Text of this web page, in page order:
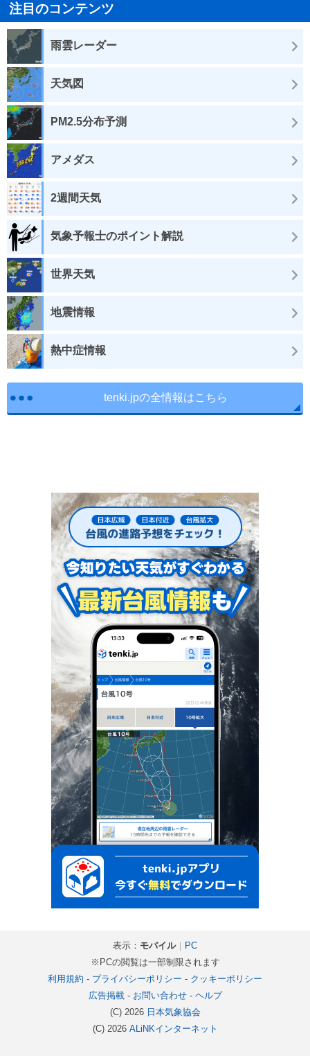
注目のコンテンツ
雨雲レーダー
天気図
PM2.5分布予測
アメダス
2週間天気
気象予報士のポイント解説
世界天気
地震情報
熱中症情報
tenki.jpの全情報はこちら
表示： モバイル｜ PC
※PCの閲覧は一部制限されます
利用規約 - プライバシーポリシー - クッキーポリシー
広告掲載- お問い合わせ- ヘルプ
(C) 2026 日本気象協会
(C) 2026 ALiNKインターネット